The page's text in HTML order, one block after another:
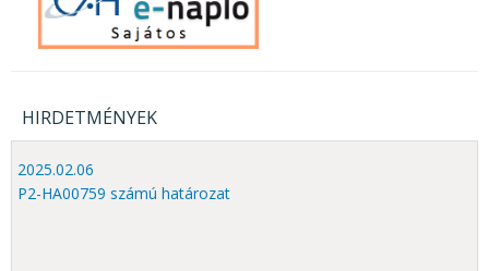
HIRDETMÉNYEK
2025.02.06
P2-HA00759 számú határozat